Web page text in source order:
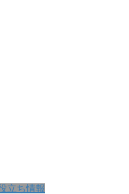
立ち情報